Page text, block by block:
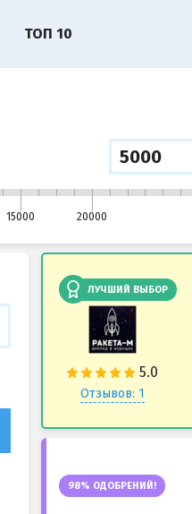
15000 20000
ЛУЧШИЙ ВЫБОР
Отзывов: 1
98% ОДОБРЕНИЙ!
ТОП 10